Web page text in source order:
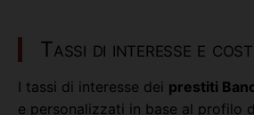
Tassi di interesse e
I tassi di interesse dei prestiti
e personalizzati in base al profilo